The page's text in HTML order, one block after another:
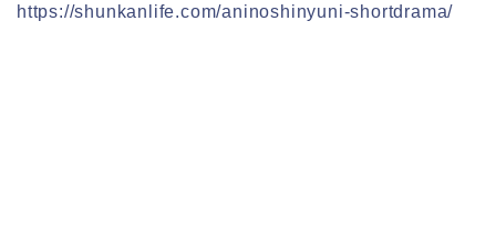
https://shunkanlife.com/aninoshinyuni-shortdrama/